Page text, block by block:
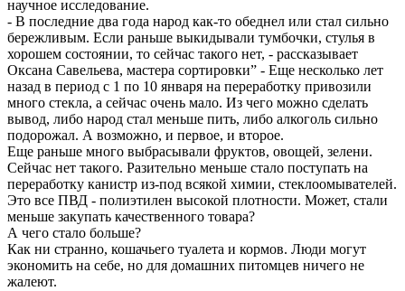
научное исследование.
- В последние два года народ как-то обеднел или стал сильно
бережливым. Если раньше выкидывали тумбочки, стулья в
хорошем состоянии, то сейчас такого нет, - рассказывает
Оксана Савельева, мастера сортировки” - Еще несколько лет
назад в период с 1 по 10 января на переработку привозили
много стекла, а сейчас очень мало. Из чего можно сделать
вывод, либо народ стал меньше пить, либо алкоголь сильно
подорожал. А возможно, и первое, и второе.
Еще раньше много выбрасывали фруктов, овощей, зелени.
Сейчас нет такого. Разительно меньше стало поступать на
переработку канистр из-под всякой химии, стеклоомывателей.
Это все ПВД - полиэтилен высокой плотности. Может, стали
меньше закупать качественного товара?
А чего стало больше?
Как ни странно, кошачьего туалета и кормов. Люди могут
экономить на себе, но для домашних питомцев ничего не
жалеют.